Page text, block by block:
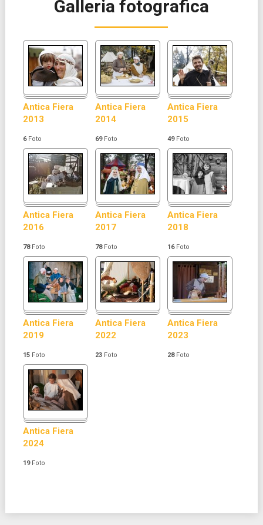
Galleria fotografica
Antica Fiera
2013
6Foto
Antica Fiera
2014
69Foto
Antica Fiera
2015
49Foto
Antica Fiera
2016
78Foto
Antica Fiera
2017
78Foto
Antica Fiera
2018
16Foto
Antica Fiera
2019
15Foto
Antica Fiera
2022
23Foto
Antica Fiera
2023
28Foto
Antica Fiera
2024
19Foto